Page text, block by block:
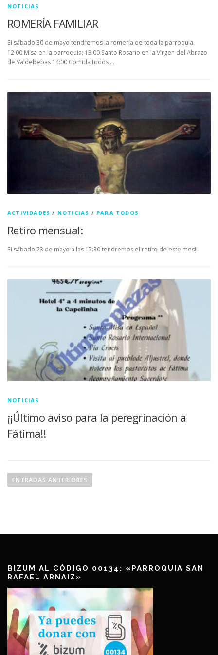
NOTICIAS
ROMERÍA FAMILIAR
El sábado 30 de mayo tendremos la romería de toda la parroquia.
12:00 Misa en la parroquia; 13:00 Santo Rosario en la Virgen del Abrazo
de Valdebebas 14:00 Comida todos …
ACTIVIDADES / NOTICIAS / PARA TODOS
Retiro mensual:
El sábado 23 de mayo a las 17:30 tendremos el retiro de este mes!!
NOTICIAS
¡¡Último aviso para la peregrinación a
Fátima!!
a
ó
n
d
e
e
n
t
ENTRADAS ANTERIORES
BIZUM AL CÓDIGO 00134: «PARROQUIA SAN
RAFAEL ARNAIZ»